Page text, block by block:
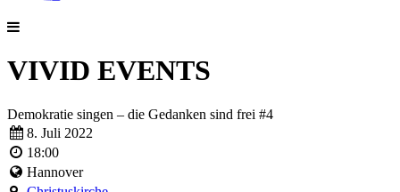
VIVID EVENTS
Demokratie singen – die Gedanken sind frei #4
8. Juli 2022
18:00
Hannover